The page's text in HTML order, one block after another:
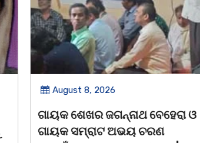
August 8, 2026
ଗାୟକ ଶେଖର ଜଗନ୍ନାଥ ବେହେରା ଓ
ଗାୟକ ସମ୍ରାଟ ଅଭୟ ଚରଣ